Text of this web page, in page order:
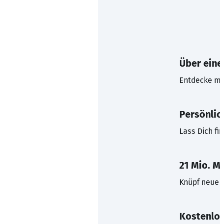
Über
Entdecke
Lass Dich
21 Mio.
Knüpf